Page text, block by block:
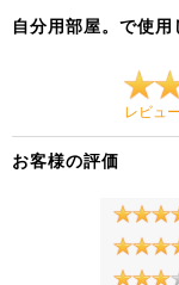
自分用部屋。で使
レビュ
お客様の評価